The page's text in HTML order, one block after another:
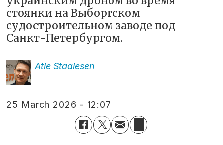
стоянки на Выборгском
судостроительном заводе под
Санкт-Петербургом.
Atle Staalesen
25 March 2026 - 12:07